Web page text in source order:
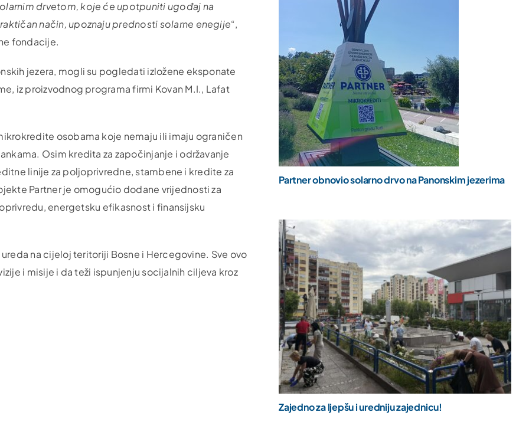
drvetom, koje će upotpuniti ugođaj na
način, upoznaju prednosti solarne enegije“,
fondacije.
jezera, mogli su pogledati izložene eksponate
iz proizvodnog programa firmi Kovan M.I., Lafat
osobama koje nemaju ili imaju ograničen
Osim kredita za započinjanje i održavanje
linije za poljoprivredne, stambene i kredite za
Partner je omogućio dodane vrijednosti za
energetsku efikasnost i finansijsku
na cijeloj teritoriji Bosne i Hercegovine. Sve ovo
i misije i da teži ispunjenju socijalnih ciljeva kroz
Partner obnovio solarno drvo na Panonskim jezerima
Zajedno za ljepšu i uredniju zajednicu!